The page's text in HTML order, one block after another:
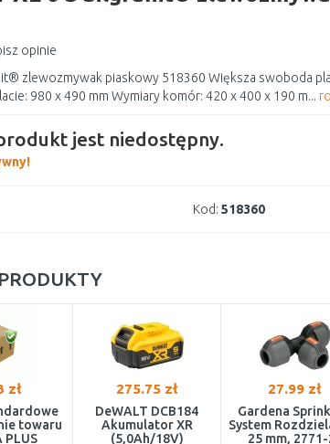
opinie
zlewozmywak piaskowy 518360 Większa swoboda
980 x 490 mm Wymiary komór: 420 x 400 x 190 m...
jest niedostępny.
Kod: 518360
zł
towaru
PLUS
275.75 zł
DeWALT DCB184
Akumulator XR
(5,0Ah/18V)
27.99 zł
Gardena
System
25 mm,